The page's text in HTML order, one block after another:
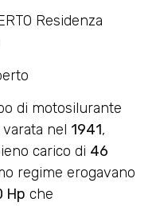
Residenza
di motosilurante
nel 1941,
carico di 46
regime erogavano
Hp che